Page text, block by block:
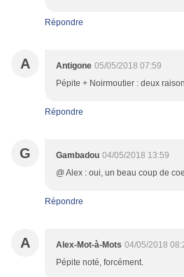
Répondre
A Antigone 05/05/2018 07:59
Pépite + Noirmoutier : deux
Répondre
G Gambadou 04/05/2018 13:59
@ Alex : oui, un beau coup de
Répondre
A Alex-Mot-à-Mots 04/05/2018
Pépite noté, forcément.